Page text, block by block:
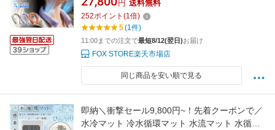
策 熱中症 猛暑 かっこいい おしゃれ スタイリッ
シュ 長時間持続バッテリー 急速充電
円 送料無料
252ポイント (1 倍)
5(1件)
11:00までの注文で最短8/12(翌日)お届け
FOX STORE楽天市場店
同じ商品を安い順で見る
即納＼衝撃セール9,800円~！先着クーポンで／
水冷マット 冷水循環マット 水流マット 水循環